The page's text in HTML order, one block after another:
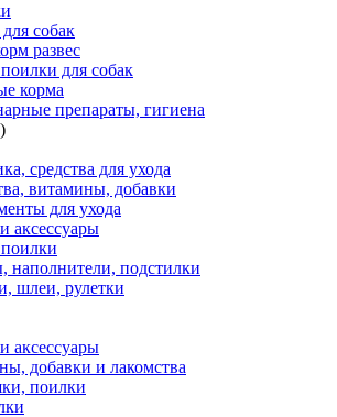
собак
развес
для собак
корма
препараты, гигиена
средства для ухода
витамины, добавки
для ухода
аксессуары
наполнители, подстилки
шлеи, рулетки
аксессуары
добавки и лакомства
поилки